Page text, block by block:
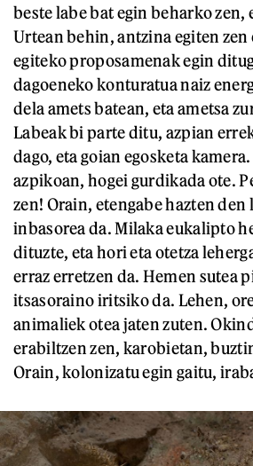
beste labe bat egin beharko zen,
Urtean behin, antzina egiten zen
egiteko proposamenak egin
dagoeneko konturatua naiz
dela amets batean, eta ametsa
Labeak bi parte ditu, azpian
dago, eta goian egosketa
azpikoan, hogei gurdikada ote.
zen! Orain, etengabe hazten den
inbasorea da. Milaka eukalipto
dituzte, eta hori eta otetza
erraz erretzen da. Hemen sutea
itsasoraino iritsiko da. Lehen,
animaliek otea jaten zuten.
erabiltzen zen, karobietan,
Orain, kolonizatu egin gaitu,